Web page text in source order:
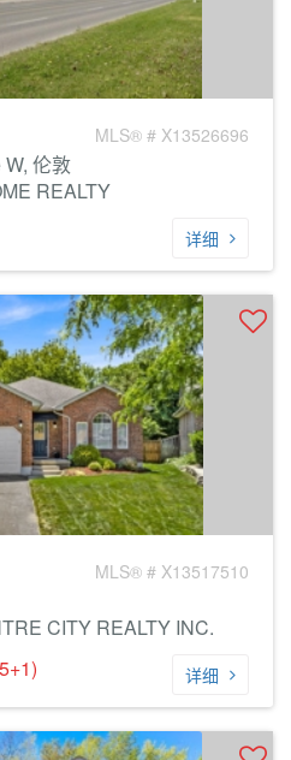
MLS® # X13526696
伦敦
REALTY
详细
MLS® # X13517510
CITY REALTY INC.
详细